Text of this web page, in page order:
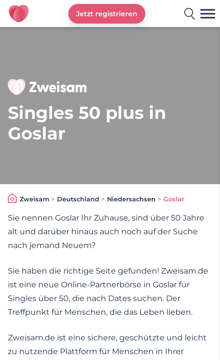
Zweisam
Jetzt registrieren
Singles 50 plus in
Goslar
Zweisam> Deutschland > Niedersachsen > Goslar
Sie nennen Goslar Ihr Zuhause, sind über 50 Jahre
alt und darüber hinaus auch noch auf der Suche
nach jemand Neuem?
Sie haben die richtige Seite gefunden! Zweisam.de
ist eine neue Online-Partnerbörse in Goslar für
Singles über 50, die nach Dates suchen. Der
Treffpunkt für Menschen, die das Leben lieben.
Zweisam.de ist eine sichere, geschützte und leicht
zu nutzende Plattform für Menschen in Ihrer